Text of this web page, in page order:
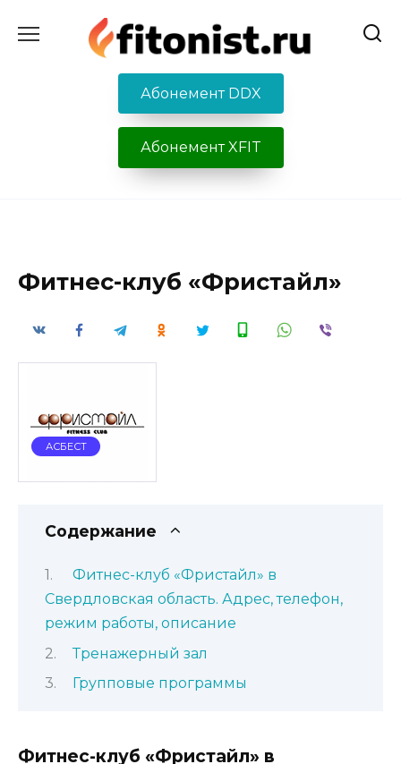
содержанию
Абонемент DDX
Абонемент XFIT
Фитнес-клуб «Фристайл»
АСБЕСТ
Содержание
Фитнес-клуб «Фристайл» в
Свердловская область. Адрес, телефон,
режим работы, описание
Тренажерный зал
Групповые программы
Фитнес-клуб «Фристайл» в